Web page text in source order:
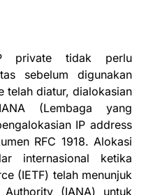
private tidak perlu
sebelum digunakan
telah diatur, dialokasian
(Lembaga yang
IP address
RFC 1918. Alokasi
internasional ketika
(IETF) telah menunjuk
(IANA) untuk